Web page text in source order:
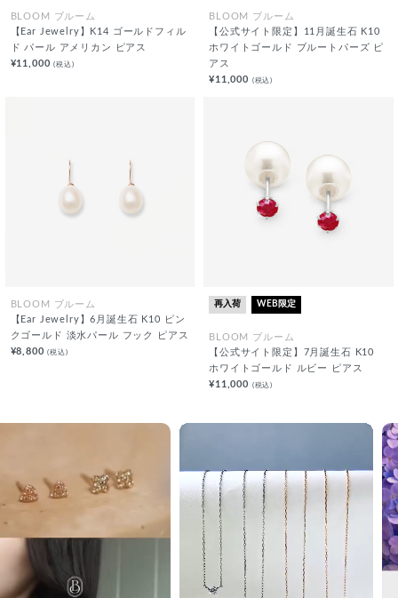
BLOOM ブルーム
【Ear Jewelry】K14 ゴールドフィル
ド パール アメリカン ピアス
¥11,000(税込)
BLOOM ブルーム
【公式サイト限定】11月誕生石 K10
ホワイトゴールド ブルートパーズ ピ
アス
¥11,000 (税込)
BLOOM ブルーム
【Ear Jewelry】6月誕生石 K10 ピン
クゴールド 淡水パール フック ピアス
¥8,800(税込)
再入荷 WEB限定
BLOOM ブルーム
【公式サイト限定】7月誕生石 K10
ホワイトゴールド ルビー ピアス
¥11,000 (税込)